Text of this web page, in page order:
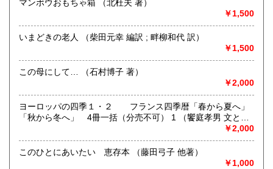
マンボウおもちゃ箱 （北杜夫 著）
￥1,500
いまどきの老人 （柴田元幸 編訳 ; 畔柳和代 訳）
￥1,500
この母にして… （石村博子 著）
￥2,000
ヨーロッパの四季１・２ フランス四季暦「春から夏へ」
「秋から冬へ」 4冊一括（分売不可） 1 （饗庭孝男 文と写
￥2,000
このひとにあいたい 恵存本 （藤田弓子 他著）
￥1,000